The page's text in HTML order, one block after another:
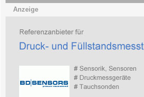
Anzeige